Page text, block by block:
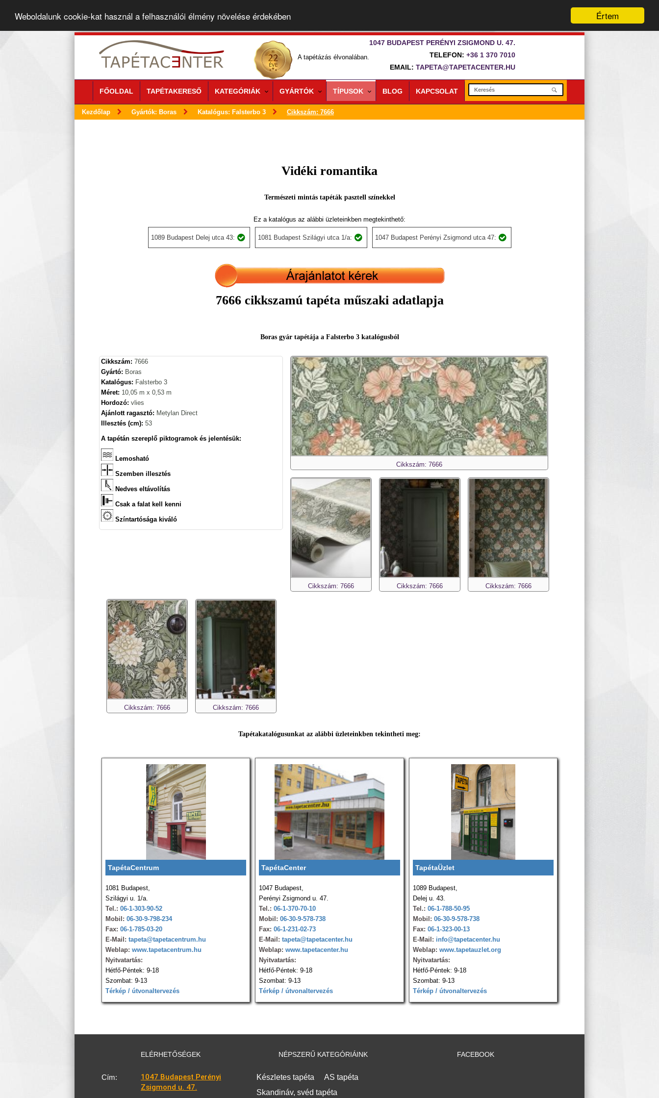
Értem
Weboldalunk cookie-kat használ a felhasználói élmény növelése érdekében
A tapétázás élvonalában.
1047 BUDAPEST PERÉNYI ZSIGMOND U. 47.
TELEFON: +36 1 370 7010
EMAIL: TAPETA@TAPETACENTER.HU
FŐOLDAL TAPÉTAKERESŐ KATEGÓRIÁK GYÁRTÓK TÍPUSOK BLOG KAPCSOLAT
Kezdőlap Gyártók: Boras Katalógus: Falsterbo 3 Cikkszám: 7666
Vidéki romantika
Természeti mintás tapéták pasztell színekkel
Ez a katalógus az alábbi üzleteinkben megtekinthető:
1089 Budapest Delej utca 43: 1081 Budapest Szilágyi utca 1/a: 1047 Budapest Perényi Zsigmond utca 47:
7666 cikkszamú tapéta műszaki adatlapja
Boras gyár tapétája a Falsterbo 3 katalógusból
Cikkszám: 7666
Gyártó: Boras
Katalógus: Falsterbo 3
Méret: 10,05 m x 0,53 m
Hordozó: vlies
Ajánlott ragasztó: Metylan Direct
Illesztés (cm): 53
A tapétán szereplő piktogramok és jelentésük:
Lemosható
Szemben illesztés
Nedves eltávolítás
Csak a falat kell kenni
Színtartósága kiváló
Cikkszám: 7666
Cikkszám: 7666 Cikkszám: 7666 Cikkszám: 7666
Cikkszám: 7666 Cikkszám: 7666
Tapétakatalógusunkat az alábbi üzleteinkben tekintheti meg:
TapétaCentrum
1081 Budapest,
Szilágyi u. 1/a.
Tel.: 06-1-303-90-52
Mobil: 06-30-9-798-234
Fax: 06-1-785-03-20
E-Mail: tapeta@tapetacentrum.hu
Weblap: www.tapetacentrum.hu
Nyitvatartás:
Hétfő-Péntek: 9-18
Szombat: 9-13
Térkép / útvonaltervezés
TapétaCenter
1047 Budapest,
Perényi Zsigmond u. 47.
Tel.: 06-1-370-70-10
Mobil: 06-30-9-578-738
Fax: 06-1-231-02-73
E-Mail: tapeta@tapetacenter.hu
Weblap: www.tapetacenter.hu
Nyitvatartás:
Hétfő-Péntek: 9-18
Szombat: 9-13
Térkép / útvonaltervezés
TapétaÜzlet
1089 Budapest,
Delej u. 43.
Tel.: 06-1-788-50-95
Mobil: 06-30-9-578-738
Fax: 06-1-323-00-13
E-Mail: info@tapetacenter.hu
Weblap: www.tapetauzlet.org
Nyitvatartás:
Hétfő-Péntek: 9-18
Szombat: 9-13
Térkép / útvonaltervezés
ELÉRHETŐSÉGEK
Cím:
1047 Budapest Perényi
Zsigmond u. 47.
NÉPSZERŰ KATEGÓRIÁINK
Készletes tapéta
AS tapéta
Skandináv, svéd tapéta
FACEBOOK